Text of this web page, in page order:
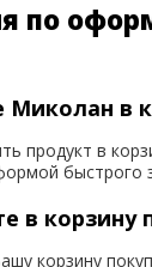
по
Миколан в
продукт в
быстрого
в корзину
корзину